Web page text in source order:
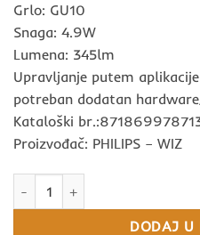
Grlo: GU10
Snaga: 4.9W
Lumena: 345lm
Upravljanje putem
potreban dodatan
Kataloški
Proizvođač: PHILIPS – WIZ
DODAJ U